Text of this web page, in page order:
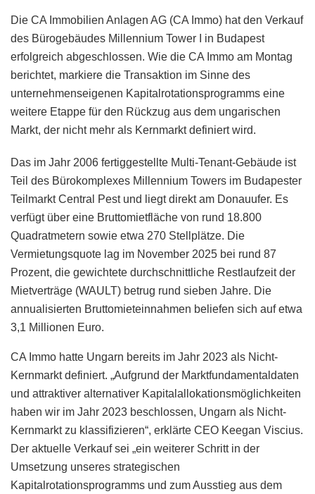
Die CA Immobilien Anlagen AG (CA Immo) hat den Verkauf
des Bürogebäudes Millennium Tower I in Budapest
erfolgreich abgeschlossen. Wie die CA Immo am Montag
berichtet, markiere die Transaktion im Sinne des
unternehmenseigenen Kapitalrotationsprogramms eine
weitere Etappe für den Rückzug aus dem ungarischen
Markt, der nicht mehr als Kernmarkt definiert wird.
Das im Jahr 2006 fertiggestellte Multi-Tenant-Gebäude ist
Teil des Bürokomplexes Millennium Towers im Budapester
Teilmarkt Central Pest und liegt direkt am Donauufer. Es
verfügt über eine Bruttomietfläche von rund 18.800
Quadratmetern sowie etwa 270 Stellplätze. Die
Vermietungsquote lag im November 2025 bei rund 87
Prozent, die gewichtete durchschnittliche Restlaufzeit der
Mietverträge (WAULT) betrug rund sieben Jahre. Die
annualisierten Bruttomieteinnahmen beliefen sich auf etwa
3,1 Millionen Euro.
CA Immo hatte Ungarn bereits im Jahr 2023 als Nicht-
Kernmarkt definiert. „Aufgrund der Marktfundamentaldaten
und attraktiver alternativer Kapitalallokationsmöglichkeiten
haben wir im Jahr 2023 beschlossen, Ungarn als Nicht-
Kernmarkt zu klassifizieren“, erklärte CEO Keegan Viscius.
Der aktuelle Verkauf sei „ein weiterer Schritt in der
Umsetzung unseres strategischen
Kapitalrotationsprogramms und zum Ausstieg aus dem